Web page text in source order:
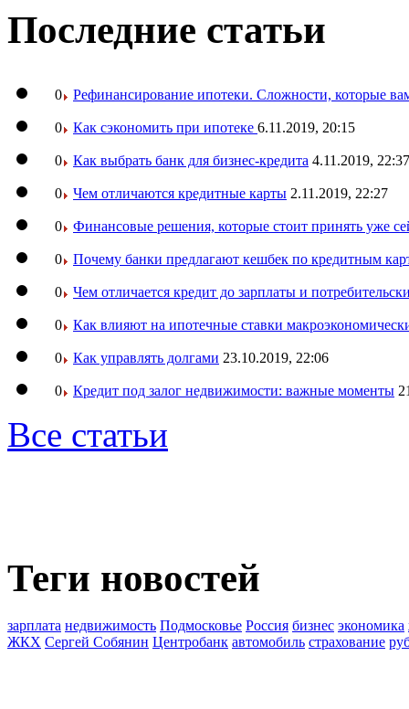
Последние статьи
0 Рефинансирование ипотеки. Сложности, которые
0 Как сэкономить при ипотеке 6.11.2019, 20:15
0 Как выбрать банк для бизнес-кредита 4.11.2019, 22:37
0 Чем отличаются кредитные карты 2.11.2019, 22:27
0 Финансовые решения, которые стоит принять уже
0 Почему банки предлагают кешбек по кредитным
0 Чем отличается кредит до зарплаты и
0 Как влияют на ипотечные ставки
0 Как управлять долгами 23.10.2019, 22:06
0 Кредит под залог недвижимости: важные моменты
Все статьи
Теги новостей
зарплата недвижимость Подмосковье Россия бизнес экономика
ЖКХ Сергей Собянин Центробанк автомобиль страхование